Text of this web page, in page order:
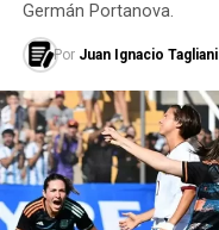
Germán Portanova.
Por Juan Ignacio Tagliani